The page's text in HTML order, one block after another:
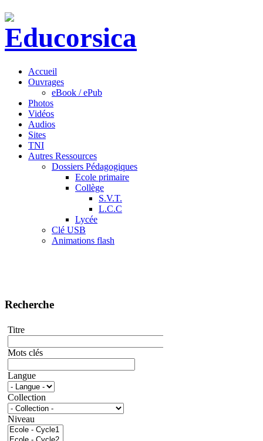
Accueil
Ouvrages
eBook / ePub
Photos
Vidéos
Audios
Sites
TNI
Autres Ressources
Dossiers Pédagogiques
Ecole primaire
Collège
S.V.T.
L.C.C
Lycée
Clé USB
Animations flash
Recherche
Titre
Mots clés
Langue
Collection
Niveau